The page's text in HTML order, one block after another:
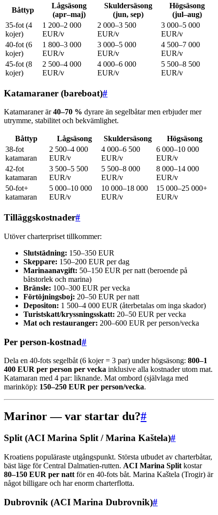
Båttyp
Lågsäsong
(apr–maj)
Skuldersäsong
(jun, sep)
Högsäsong
(jul–aug)
35-fot (4
kojer)
1 200–2 000
EUR/v
2 000–3 500
EUR/v
3 000–5 000
EUR/v
40-fot (6
kojer)
1 800–3 000
EUR/v
3 000–5 000
EUR/v
4 500–7 000
EUR/v
45-fot (8
kojer)
2 500–4 000
EUR/v
4 000–6 000
EUR/v
5 500–8 500
EUR/v
Katamaraner (bareboat)#
Katamaraner är40–70 % dyrare än segelbåtar men erbjuder mer
utrymme, stabilitet och bekvämlighet.
Båttyp Lågsäsong Skuldersäsong
Högsäsong
38-fot
katamaran
2 500–4 000
EUR/v
4 000–6 500
EUR/v
6 000–10 000
EUR/v
42-fot
katamaran
3 500–5 500
EUR/v
5 500–8 000
EUR/v
8 000–14 000
EUR/v
50-fot+
katamaran
5 000–10 000
EUR/v
10 000–18 000
EUR/v
15 000–25 000+
EUR/v
Tilläggskostnader#
Utöver charterpriset tillkommer:
Slutstädning: 150–350 EUR
Skeppare: 150–200 EUR per dag
Marinaanavgift: 50–150 EUR per natt (beroende på
båtstorlek och marina)
Bränsle: 100–300 EUR per vecka
Förtöjningsboj: 20–50 EUR per natt
Depositon: 1 500–4 000 EUR (återbetalas om inga skador)
Turistskatt/kryssningsskatt: 20–50 EUR per vecka
Mat och restauranger: 200–600 EUR per person/vecka
Per person-kostnad#
Dela en 40-fots segelbåt (6 kojer = 3 par) under högsäsong: 800–1
400 EUR per person per vecka inklusive alla kostnader utom mat.
Katamaran med 4 par: liknande. Mat ombord (självlaga med
marinköp): 150–250 EUR per person/vecka.
Marinor — var startar du?#
Split (ACI Marina Split / Marina Kaštela)#
Kroatiens populäraste utgångspunkt. Största utbudet av charterbåtar,
bäst läge för Central Dalmatien-rutten. ACI Marina Split kostar
80–150 EUR per natt för en 40-fots båt. Marina Kaštela (Trogir) är
något billigare och har enorm charterflotta.
Dubrovnik (ACI Marina Dubrovnik)#